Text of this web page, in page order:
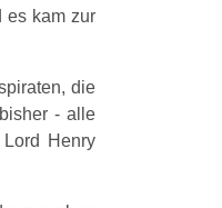
es kam zur
die
- alle
Henry